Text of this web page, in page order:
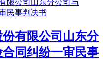
有限公司山东分
同纠纷一审民事